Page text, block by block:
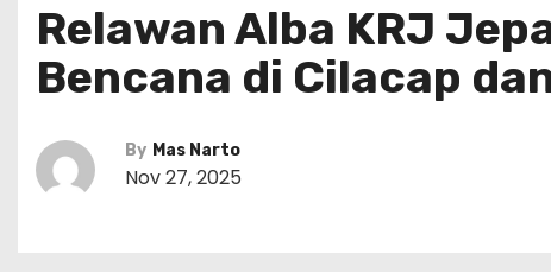
Relawan Alba KRJ
Bencana di Cilacap
By Mas Narto
Nov 27, 2025